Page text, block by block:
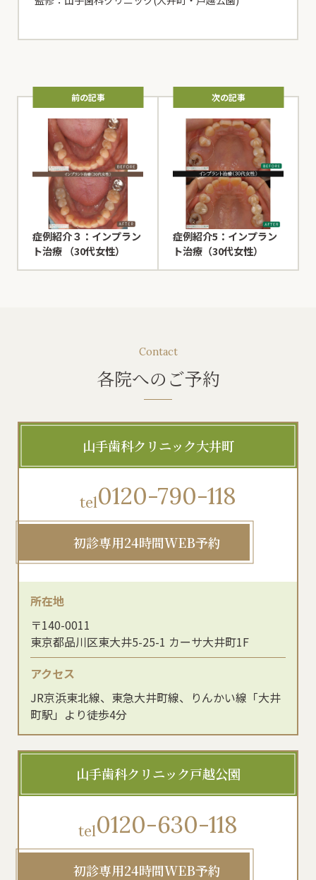
前の記事
症例紹介３：インプラン
ト治療 （30代女性）
次の記事
症例紹介5：インプラン
ト治療（30代女性）
Contact
各院へのご予約
山手歯科クリニック大井町
tel0120-790-118
初診専用24時間WEB予約
所在地
〒140-0011
東京都品川区東大井5-25-1 カーサ大井町1F
アクセス
JR京浜東北線、東急大井町線、りんかい線「大井
町駅」より徒歩4分
山手歯科クリニック戸越公園
tel0120-630-118
初診専用24時間WEB予約